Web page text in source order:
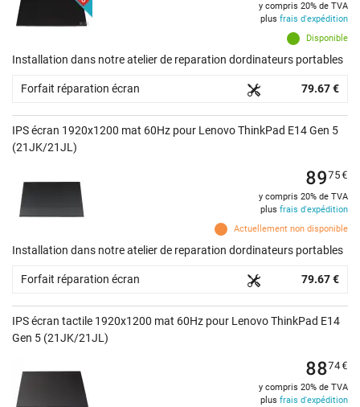
Disponible
y compris 20% de TVA
plus frais d'expédition
Installation dans notre atelier de reparation dordinateurs portables
Forfait réparation écran 79.67 €
IPS écran 1920x1200 mat 60Hz pour Lenovo ThinkPad E14 Gen 5
(21JK/21JL)
Actuellement non disponible
8975€
y compris 20% de TVA
plus frais d'expédition
Installation dans notre atelier de reparation dordinateurs portables
Forfait réparation écran 79.67 €
IPS écran tactile 1920x1200 mat 60Hz pour Lenovo ThinkPad E14
Gen 5 (21JK/21JL)
8874€
y compris 20% de TVA
plus frais d'expédition